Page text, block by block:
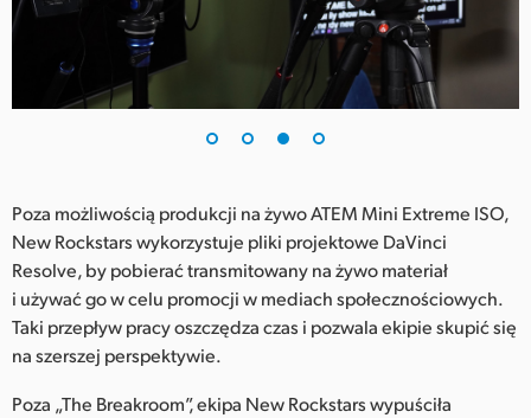
Poza możliwością produkcji na żywo ATEM Mini Extreme ISO,
New Rockstars wykorzystuje pliki projektowe DaVinci
Resolve, by pobierać transmitowany na żywo materiał
i używać go w celu promocji w mediach społecznościowych.
Taki przepływ pracy oszczędza czas i pozwala ekipie skupić się
na szerszej perspektywie.
Poza „The Breakroom”, ekipa New Rockstars wypuściła